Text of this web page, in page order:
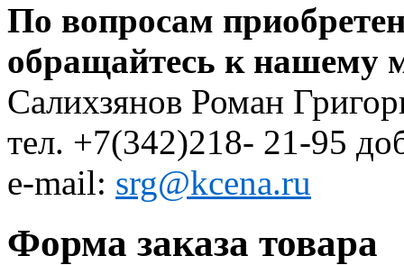
По вопросам
обращайтесь к нашему
Салихзянов Роман
тел. +7(342)218- 21-95
e-mail: srg@kcena.ru
Форма заказа товара